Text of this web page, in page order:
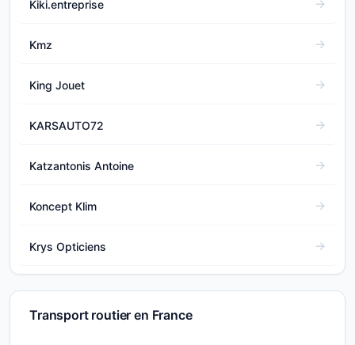
Kiki.entreprise
Kmz
King Jouet
KARSAUTO72
Katzantonis Antoine
Koncept Klim
Krys Opticiens
Transport routier en France